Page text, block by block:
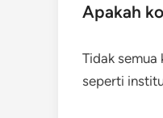
Apakah
Tidak semua
seperti